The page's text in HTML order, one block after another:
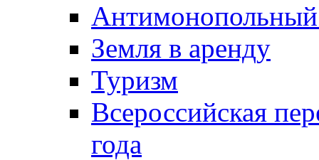
Антимонопольный
Земля в аренду
Туризм
Всероссийская
года